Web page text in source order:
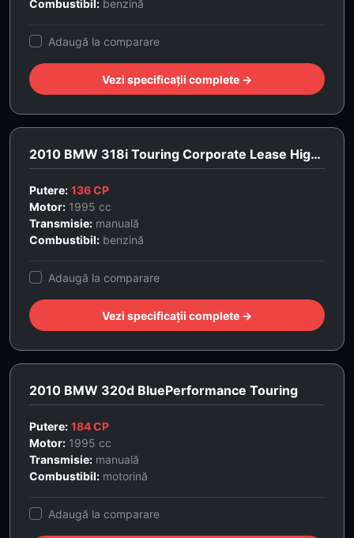
Combustibil: benzină
Adaugă la comparare
Vezi specificații complete →
2010 BMW 318i Touring Corporate Lease High Executive
Putere: 136 CP
Motor: 1995 cc
Transmisie: manuală
Combustibil: benzină
Adaugă la comparare
Vezi specificații complete →
2010 BMW 320d BluePerformance Touring
Putere: 184 CP
Motor: 1995 cc
Transmisie: manuală
Combustibil: motorină
Adaugă la comparare